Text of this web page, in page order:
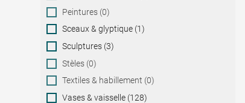
Peintures (0)
Sceaux & glyptique (1)
Sculptures (3)
Stèles (0)
Textiles & habillement (0)
Vases & vaisselle (128)